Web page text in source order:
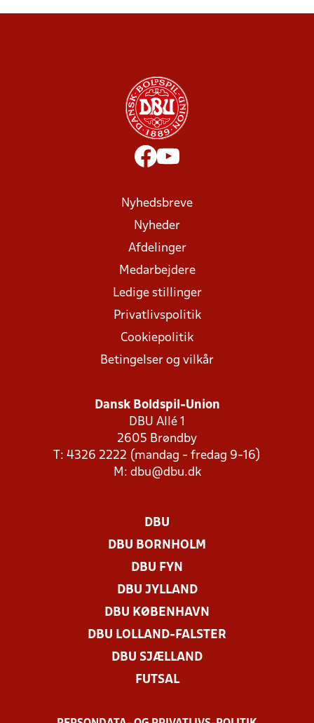
Nyhedsbreve
Nyheder
Afdelinger
Medarbejdere
Ledige stillinger
Privatlivspolitik
Cookiepolitik
Betingelser og vilkår
Dansk Boldspil-Union
DBU Allé 1
2605 Brøndby
T: 4326 2222 (mandag - fredag 9-16)
M: dbu@dbu.dk
DBU
DBU BORNHOLM
DBU FYN
DBU JYLLAND
DBU KØBENHAVN
DBU LOLLAND-FALSTER
DBU SJÆLLAND
FUTSAL